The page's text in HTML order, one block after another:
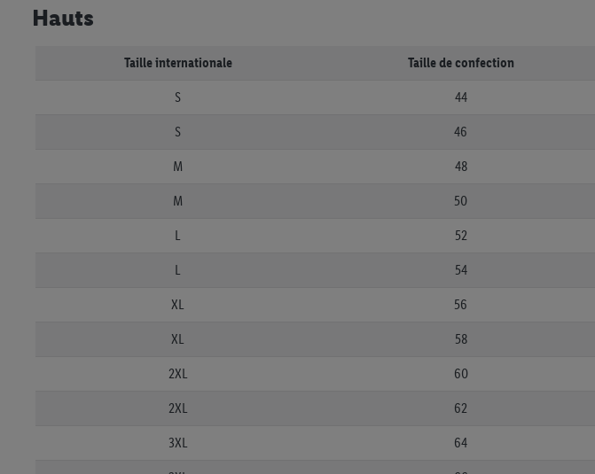
Hauts
Taille internationale Taille de confection
S 44
S 46
M 48
M 50
L 52
L 54
XL 56
XL 58
2XL 60
2XL 62
3XL 64